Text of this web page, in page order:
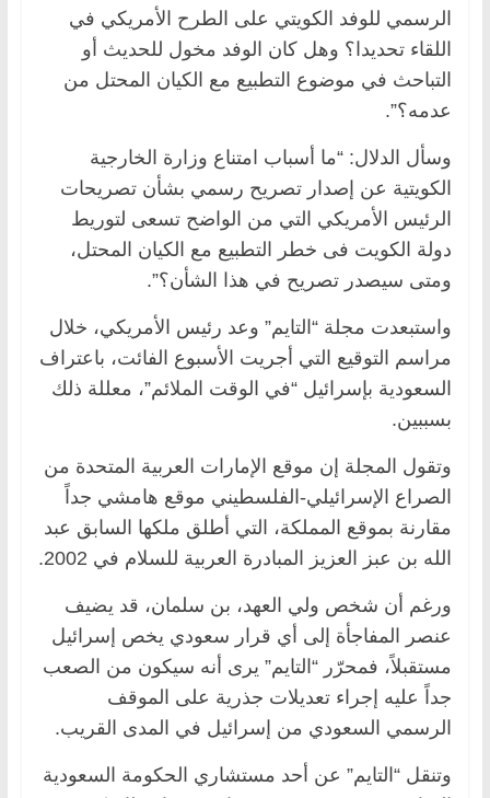
الرسمي للوفد الكويتي على الطرح الأمريكي في
اللقاء تحديدا؟ وهل كان الوفد مخول للحديث أو
التباحث في موضوع التطبيع مع الكيان المحتل من
عدمه؟”.
وسأل الدلال: “ما أسباب امتناع وزارة الخارجية
الكويتية عن إصدار تصريح رسمي بشأن تصريحات
الرئيس الأمريكي التي من الواضح تسعى لتوريط
دولة الكويت فى خطر التطبيع مع الكيان المحتل،
ومتى سيصدر تصريح في هذا الشأن؟”.
واستبعدت مجلة “التايم” وعد رئيس الأمريكي، خلال
مراسم التوقيع التي أجريت الأسبوع الفائت، باعتراف
السعودية بإسرائيل “في الوقت الملائم”، معللة ذلك
بسببين.
وتقول المجلة إن موقع الإمارات العربية المتحدة من
الصراع الإسرائيلي-الفلسطيني موقع هامشي جداً
مقارنة بموقع المملكة، التي أطلق ملكها السابق عبد
الله بن عبز العزيز المبادرة العربية للسلام في 2002.
ورغم أن شخص ولي العهد، بن سلمان، قد يضيف
عنصر المفاجأة إلى أي قرار سعودي يخص إسرائيل
مستقبلاً، فمحرّر “التايم” يرى أنه سيكون من الصعب
جداً عليه إجراء تعديلات جذرية على الموقف
الرسمي السعودي من إسرائيل في المدى القريب.
وتنقل “التايم” عن أحد مستشاري الحكومة السعودية